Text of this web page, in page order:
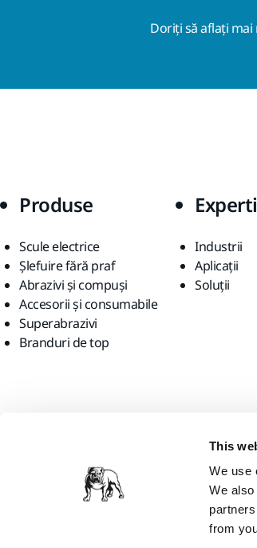
This
We use
We
from
Doriți să aflați mai
Produse
Scule electrice
Șlefuire fără praf
Abrazivi și compuși
Accesorii și consumabile
Superabrazivi
Branduri de top
Industrii
Aplicații
Soluții